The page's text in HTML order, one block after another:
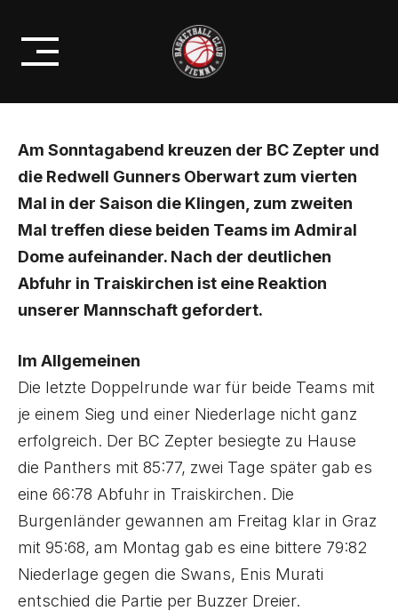
content
GUNNERS- GIBT ES DEN VIERTEN
SIEG ?
Am Sonntagabend kreuzen der BC Zepter und
die Redwell Gunners Oberwart zum vierten
Mal in der Saison die Klingen, zum zweiten
Mal treffen diese beiden Teams im Admiral
Dome aufeinander. Nach der deutlichen
Abfuhr in Traiskirchen ist eine Reaktion
unserer Mannschaft gefordert.
Im Allgemeinen
Die letzte Doppelrunde war für beide Teams mit
je einem Sieg und einer Niederlage nicht ganz
erfolgreich. Der BC Zepter besiegte zu Hause
die Panthers mit 85:77, zwei Tage später gab es
eine 66:78 Abfuhr in Traiskirchen. Die
Burgenländer gewannen am Freitag klar in Graz
mit 95:68, am Montag gab es eine bittere 79:82
Niederlage gegen die Swans, Enis Murati
entschied die Partie per Buzzer Dreier.